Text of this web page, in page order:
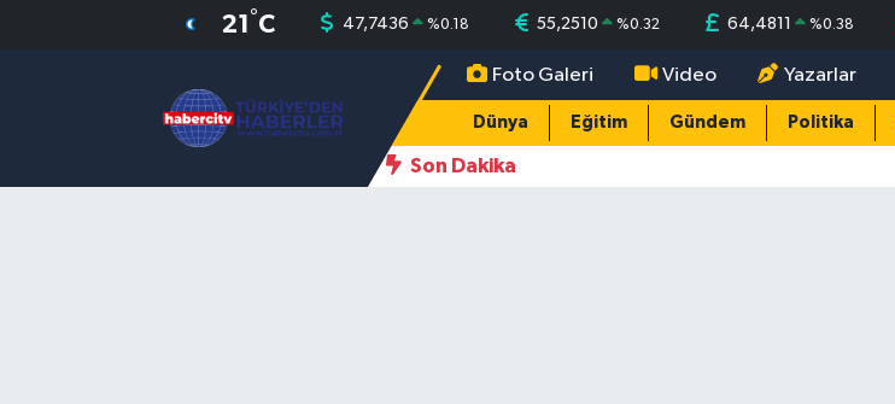
21 °C 47,7436 %0.18 55,2510 %0.32 64,4811 %0.38
Foto Galeri Video Yazarlar
Dünya Eğitim Gündem Politika
Son Dakika
Nöbetçi Eczaneler
Hava Durumu